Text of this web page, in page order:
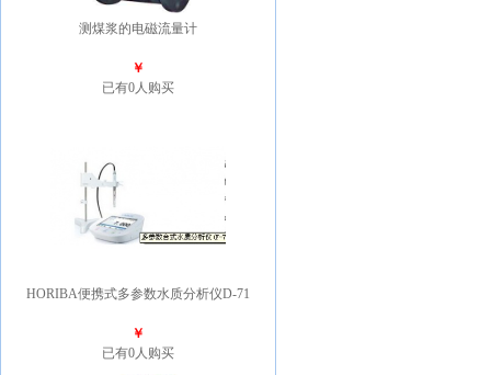
测煤浆的电磁流量计
￥
已有0人购买
HORIBA便携式多参数水质分析仪D-71
￥
已有0人购买